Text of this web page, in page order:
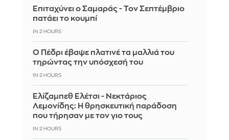
Επιταχύνει ο Σαμαράς - Τον Σεπτέμβριο
πατάει το κουμπί
IN 2 HOURS
Ο Πέδρι έβαψε πλατινέ τα μαλλιά του
τηρώντας την υπόσχεσή του
IN 2 HOURS
Ελίζαμπεθ Ελέτσι - Νεκτάριος
Λεμονίδης: Η θρησκευτική παράδοση
που τήρησαν με τον γιο τους
IN 2 HOURS